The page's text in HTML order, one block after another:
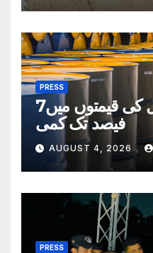
PRESS
عالمی منڈی میں تیل کی قیمتوں میں7
فیصد تک کمی
AUGUST 4, 2026
PRESS